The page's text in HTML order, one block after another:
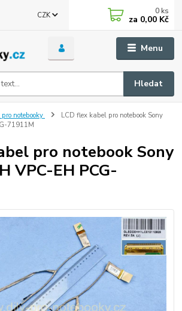
Menu
CZK
Hledat
0 ks
za 0,00 Kč
notebooky
LCD flex kabel pro notebook Sony
71911M
pro notebook Sony
VPC-EH PCG-